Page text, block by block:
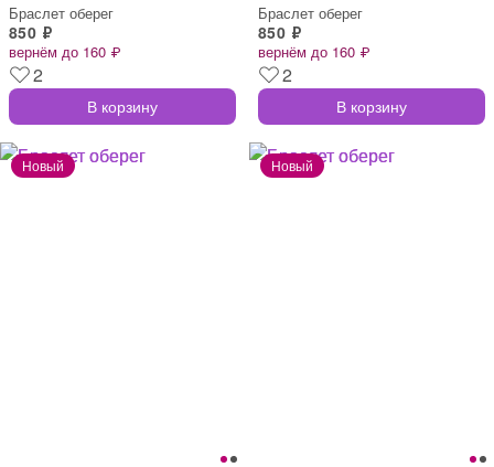
Браслет оберег
850 ₽
вернём до 160 ₽
2
В корзину
Браслет оберег
850 ₽
вернём до 160 ₽
2
В корзину